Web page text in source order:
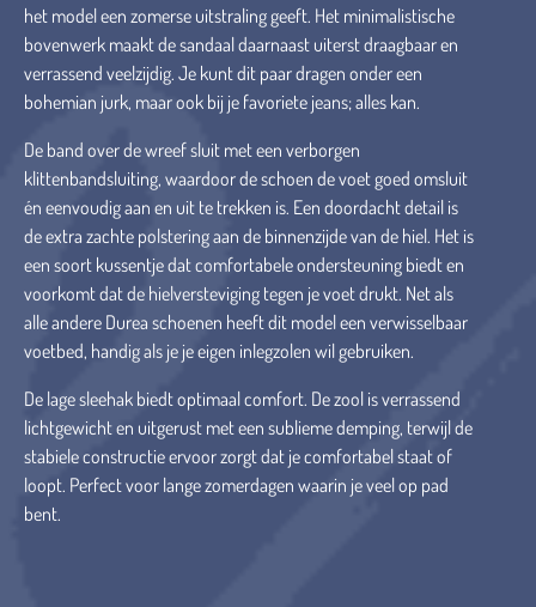
het model een zomerse uitstraling geeft. Het minimalistische
bovenwerk maakt de sandaal daarnaast uiterst draagbaar en
verrassend veelzijdig. Je kunt dit paar dragen onder een
bohemian jurk, maar ook bij je favoriete jeans; alles kan.
De band over de wreef sluit met een verborgen
klittenbandsluiting, waardoor de schoen de voet goed omsluit
én eenvoudig aan en uit te trekken is. Een doordacht detail is
de extra zachte polstering aan de binnenzijde van de hiel. Het is
een soort kussentje dat comfortabele ondersteuning biedt en
voorkomt dat de hielversteviging tegen je voet drukt. Net als
alle andere Durea schoenen heeft dit model een verwisselbaar
voetbed, handig als je je eigen inlegzolen wil gebruiken.
De lage sleehak biedt optimaal comfort. De zool is verrassend
lichtgewicht en uitgerust met een sublieme demping, terwijl de
stabiele constructie ervoor zorgt dat je comfortabel staat of
loopt. Perfect voor lange zomerdagen waarin je veel op pad
bent.